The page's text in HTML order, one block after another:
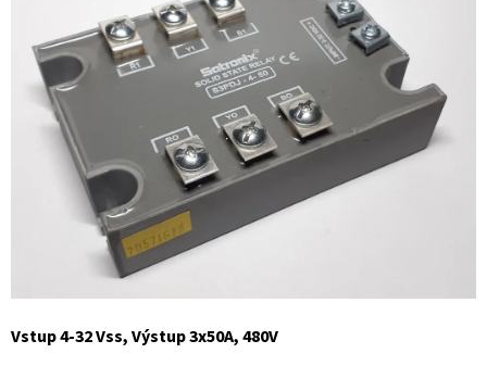
Vstup 4-32 Vss, Výstup 3x50A, 480V